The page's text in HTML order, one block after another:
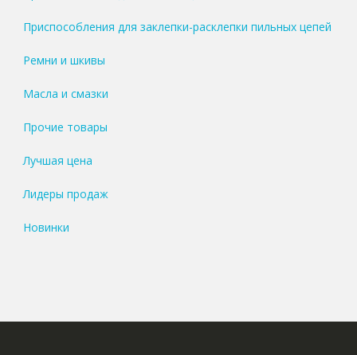
Приспособления для заклепки-расклепки пильных цепей
Ремни и шкивы
Масла и смазки
Прочие товары
Лучшая цена
Лидеры продаж
Новинки